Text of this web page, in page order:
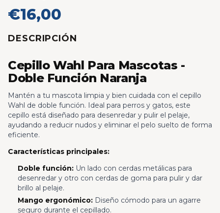
€16,00
DESCRIPCIÓN
Cepillo Wahl Para Mascotas -
Doble Función Naranja
Mantén a tu mascota limpia y bien cuidada con el cepillo
Wahl de doble función. Ideal para perros y gatos, este
cepillo está diseñado para desenredar y pulir el pelaje,
ayudando a reducir nudos y eliminar el pelo suelto de forma
eficiente.
Características principales:
Doble función:Un lado con cerdas metálicas para
desenredar y otro con cerdas de goma para pulir y dar
brillo al pelaje.
Mango ergonómico:Diseño cómodo para un agarre
seguro durante el cepillado.